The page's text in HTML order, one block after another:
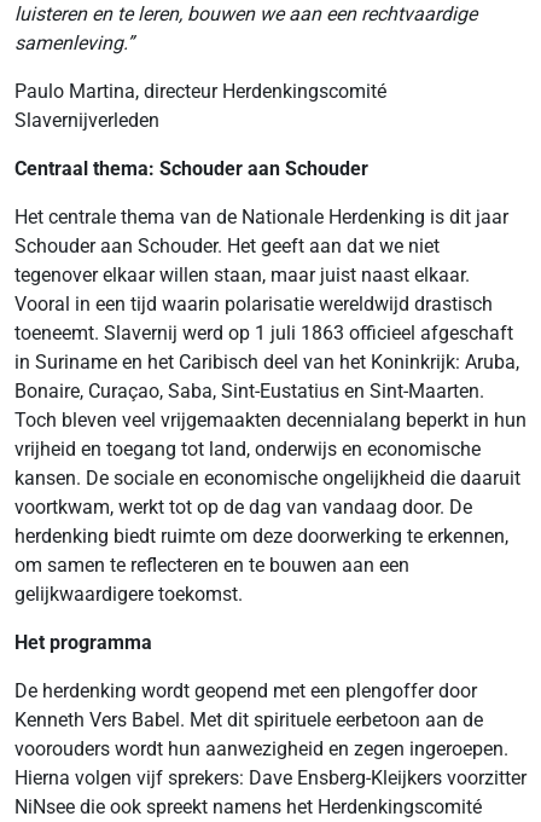
luisteren en te leren, bouwen we aan een rechtvaardige
samenleving.”
Paulo Martina, directeur Herdenkingscomité
Slavernijverleden
Centraal thema: Schouder aan Schouder
Het centrale thema van de Nationale Herdenking is dit jaar
Schouder aan Schouder. Het geeft aan dat we niet
tegenover elkaar willen staan, maar juist naast elkaar.
Vooral in een tijd waarin polarisatie wereldwijd drastisch
toeneemt. Slavernij werd op 1 juli 1863 officieel afgeschaft
in Suriname en het Caribisch deel van het Koninkrijk: Aruba,
Bonaire, Curaçao, Saba, Sint-Eustatius en Sint-Maarten.
Toch bleven veel vrijgemaakten decennialang beperkt in hun
vrijheid en toegang tot land, onderwijs en economische
kansen. De sociale en economische ongelijkheid die daaruit
voortkwam, werkt tot op de dag van vandaag door. De
herdenking biedt ruimte om deze doorwerking te erkennen,
om samen te reflecteren en te bouwen aan een
gelijkwaardigere toekomst.
Het programma
De herdenking wordt geopend met een plengoffer door
Kenneth Vers Babel. Met dit spirituele eerbetoon aan de
voorouders wordt hun aanwezigheid en zegen ingeroepen.
Hierna volgen vijf sprekers: Dave Ensberg-Kleijkers voorzitter
NiNsee die ook spreekt namens het Herdenkingscomité